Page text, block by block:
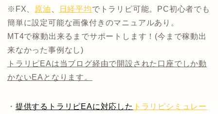
※FX、
原油 日経平均でトラリピ可能。PC初心者でも
簡単に設定可能な画像付きのマニュアルあり。
MT4で稼動出来るまでサポートします！(今まで稼動出
来なかった事例なし)
トラリピEAは当ブログ経由で開設された口座でしか動
かないEAとなります。
・ 提供するトラリピEAに対応した トラリピシミュレー